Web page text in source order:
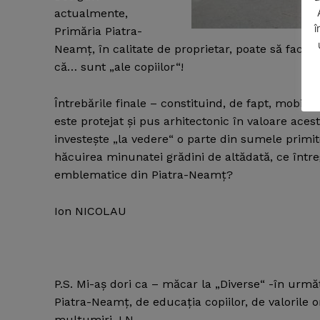
SUBSCRIBE
actualmente,
Primăria Piatra-
Neamţ, în calitate de proprietar, poate să facă
că… sunt „ale copiilor“!
Întrebările finale – constituind, de fapt, mobilul
este protejat şi pus arhitectonic în valoare
investeşte „la vedere“ o parte din sumele
hăcuirea minunatei grădini de altădată, ce
emblematice din Piatra-Neamţ?
Ion NICOLAU
P.S. Mi-aş dori ca – măcar la „Diverse“ -în
Piatra-Neamţ, de educaţia copiilor, de valorile